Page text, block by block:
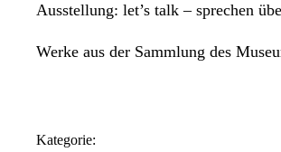
Ausstellung: let’s talk – sprechen
Werke aus der Sammlung des
Kategorie: